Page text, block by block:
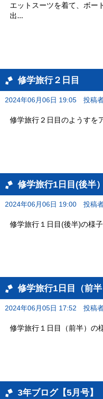
エットスーツを着て、ボー
出...
修学旅行２日目
2024年06月06日 19:05 投稿
修学旅行２日目のようすを
修学旅行1日目(後半）
2024年06月06日 19:00 投稿
修学旅行１日目(後半)の様
修学旅行1日目（前半
2024年06月05日 17:52 投稿
修学旅行１日目（前半）の
3年ブログ【5月号】